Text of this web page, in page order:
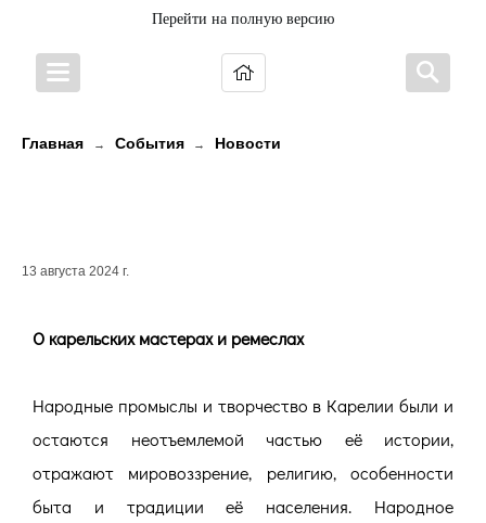
Перейти на полную версию
Главная → События → Новости
13 августа 2024 г.
О карельских мастерах и ремеслах
Народные промыслы и творчество в Карелии были и
остаются неотъемлемой частью её истории,
отражают мировоззрение, религию, особенности
быта и традиции её населения. Народное